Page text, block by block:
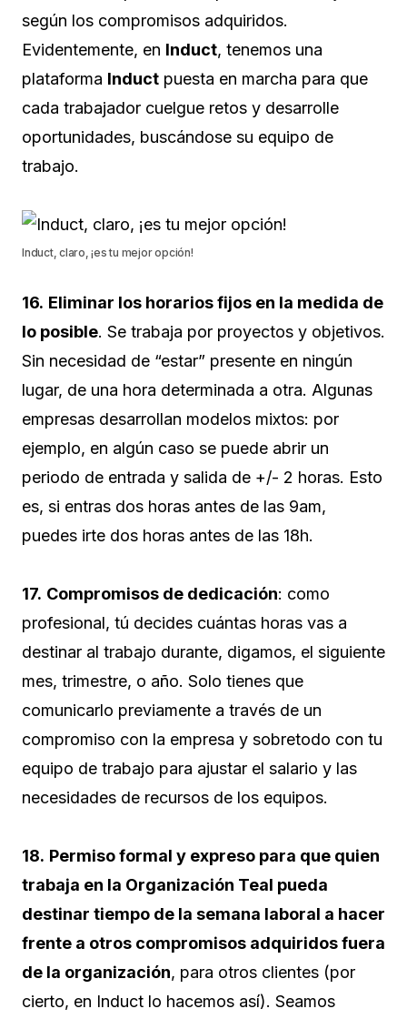
según los compromisos adquiridos.
Evidentemente, en Induct, tenemos una
plataforma Induct puesta en marcha para que
cada trabajador cuelgue retos y desarrolle
oportunidades, buscándose su equipo de
trabajo.
Induct, claro, ¡es tu mejor opción!
16. Eliminar los horarios fijos en la medida de
lo posible. Se trabaja por proyectos y objetivos.
Sin necesidad de “estar” presente en ningún
lugar, de una hora determinada a otra. Algunas
empresas desarrollan modelos mixtos: por
ejemplo, en algún caso se puede abrir un
periodo de entrada y salida de +/- 2 horas. Esto
es, si entras dos horas antes de las 9am,
puedes irte dos horas antes de las 18h.
17. Compromisos de dedicación: como
profesional, tú decides cuántas horas vas a
destinar al trabajo durante, digamos, el siguiente
mes, trimestre, o año. Solo tienes que
comunicarlo previamente a través de un
compromiso con la empresa y sobretodo con tu
equipo de trabajo para ajustar el salario y las
necesidades de recursos de los equipos.
18. Permiso formal y expreso para que quien
trabaja en la Organización Teal pueda
destinar tiempo de la semana laboral a hacer
frente a otros compromisos adquiridos fuera
de la organización, para otros clientes (por
cierto, en Induct lo hacemos así). Seamos